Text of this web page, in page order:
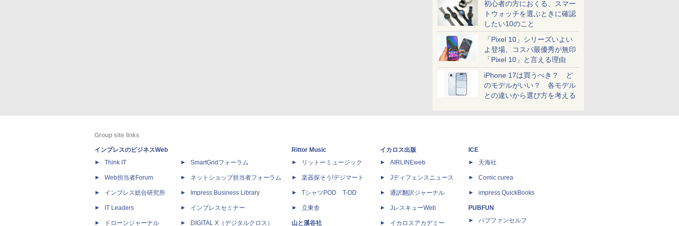
初心者の方におくる、スマー
トウォッチを選ぶときに確認
したい10のこと
「Pixel 10」シリーズいよい
よ登場、コスパ最優秀が無印
「Pixel 10」と言える理由
iPhone 17は買うべき？ ど
のモデルがいい？ 各モデル
との違いから選び方を考える
Group site links
インプレスのビジネスWeb
Think IT
Web担当者Forum
インプレス総合研究所
IT Leaders
ドローンジャーナル
SmartGridフォーラム
ネットショップ担当者フォーラム
Impress Business Library
インプレスセミナー
DIGITAL X（デジタルクロス）
Rittor Music
リットーミュージック
楽器探そう!デジマート
TシャツPOD T-OD
立東舎
山と溪谷社
イカロス出版
AIRLINEweb
Jディフェンスニュース
通訳翻訳ジャーナル
JレスキューWeb
イカロスアカデミー
ICE
天海社
Comic curea
impress QuickBooks
PUBFUN
パブファンセルフ